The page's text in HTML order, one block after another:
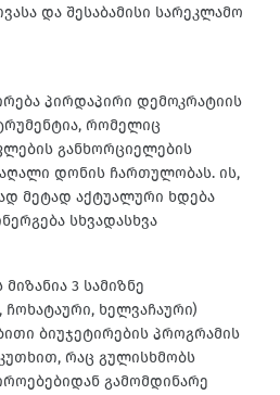
და შესაბამისი სარეკლამო
პირდაპირი დემოკრატიის
რომელიც
განხორციელების
დონის ჩართულობას. ის,
მეტად აქტუალური ხდება
სხვადასხვა
3 სამიზნე
ხელვაჩაური)
ბიუჯეტირების პროგრამის
რაც გულისხმობს
გამომდინარე